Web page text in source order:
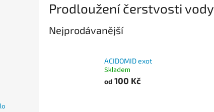
Prodloužení čerstvosti vody
Nejprodávanější
ACIDOMID exot
Skladem
od 100 Kč